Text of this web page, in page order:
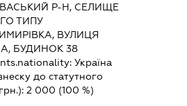
Р-Н, СЕЛИЩЕ
ТИПУ
ВУЛИЦЯ
БУДИНОК 38
Україна
до статутного
2 000 (100 %)